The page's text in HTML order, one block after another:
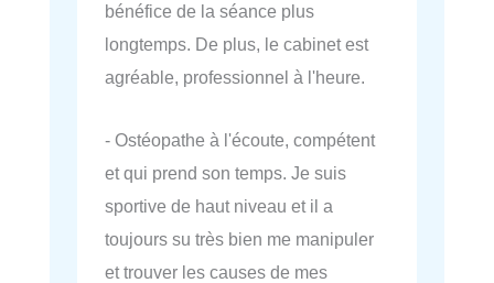
bénéfice de la séance plus
longtemps. De plus, le cabinet est
agréable, professionnel à l'heure.
- Ostéopathe à l'écoute, compétent
et qui prend son temps. Je suis
sportive de haut niveau et il a
toujours su très bien me manipuler
et trouver les causes de mes